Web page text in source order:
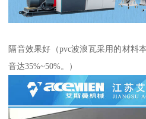
隔音效果好（pvc波浪瓦采用的材料
音达35%~50%。）